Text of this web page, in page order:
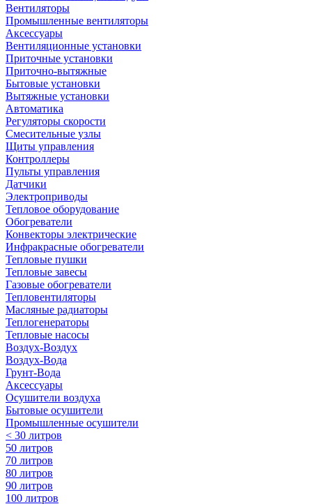
Вентиляторы
Промышленные вентиляторы
Аксессуары
Вентиляционные установки
Приточные установки
Приточно-вытяжные
Бытовые установки
Вытяжные установки
Автоматика
Регуляторы скорости
Смесительные узлы
Щиты управления
Контроллеры
Пульты управления
Датчики
Электроприводы
Тепловое оборудование
Обогреватели
Конвекторы электрические
Инфракрасные обогреватели
Тепловые пушки
Тепловые завесы
Газовые обогреватели
Тепловентиляторы
Масляные радиаторы
Теплогенераторы
Тепловые насосы
Воздух-Воздух
Воздух-Вода
Грунт-Вода
Аксессуары
Осушители воздуха
Бытовые осушители
Промышленные осушители
< 30 литров
50 литров
70 литров
80 литров
90 литров
100 литров